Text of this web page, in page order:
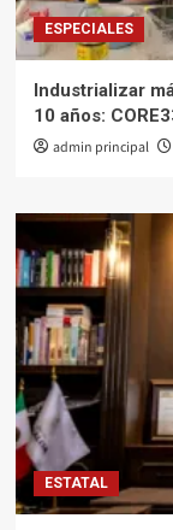
ESPECIALES
Industrializar
10 años:
admin principal
ESTATAL